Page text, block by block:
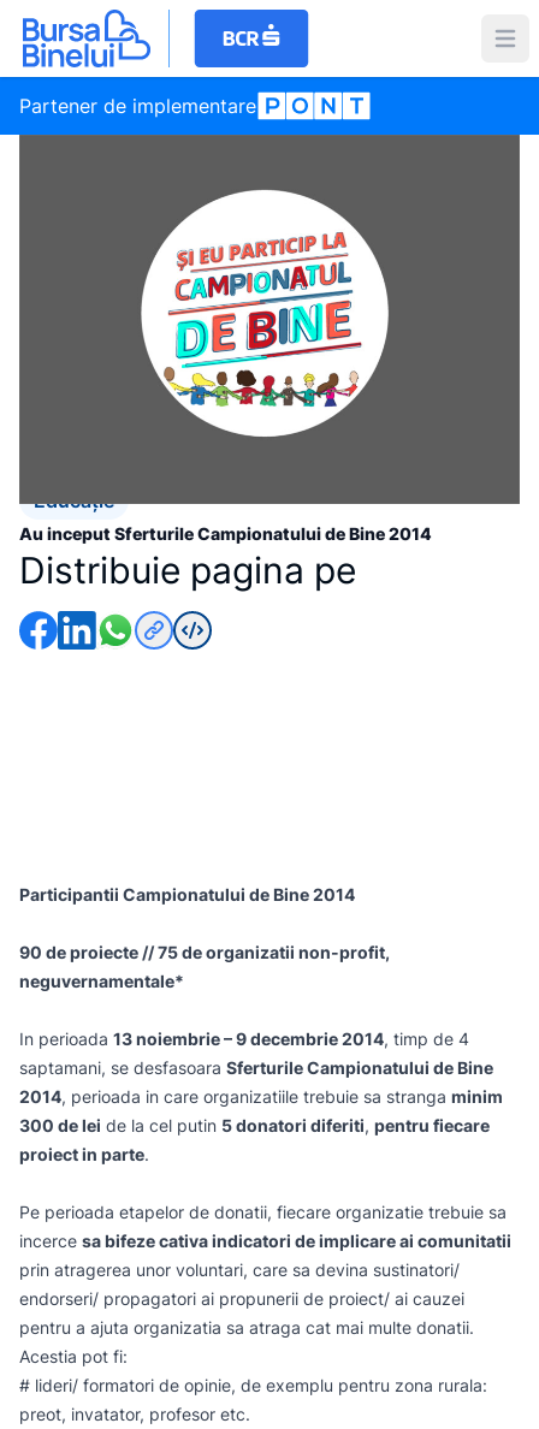
Partener de implementare
Educație
Au inceput Sferturile Campionatului de Bine 2014
Distribuie pagina pe
Participantii Campionatului de Bine 2014
90 de proiecte // 75 de organizatii non-profit,
neguvernamentale*
In perioada 13 noiembrie – 9 decembrie 2014, timp de 4
saptamani, se desfasoara Sferturile Campionatului de Bine
2014, perioada in care organizatiile trebuie sa stranga minim
300 de lei de la cel putin 5 donatori diferiti, pentru fiecare
proiect in parte.
Pe perioada etapelor de donatii, fiecare organizatie trebuie sa
incerce sa bifeze cativa indicatori de implicare ai comunitatii
prin atragerea unor voluntari, care sa devina sustinatori/
endorseri/ propagatori ai propunerii de proiect/ ai cauzei
pentru a ajuta organizatia sa atraga cat mai multe donatii.
Acestia pot fi:
# lideri/ formatori de opinie, de exemplu pentru zona rurala:
preot, invatator, profesor etc.